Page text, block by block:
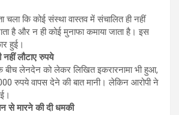
चला कि कोई संस्था वास्तव में संचालित ही नहीं
है और न ही कोई मुनाफा कमाया जाता है। इस
हुई।
नहीं लौटाए रुपये
बीच लेनदेन को लेकर लिखित इकरारनामा भी हुआ,
रुपये वापस देने की बात मानी। लेकिन आरोपी ने
से मारने की दी धमकी